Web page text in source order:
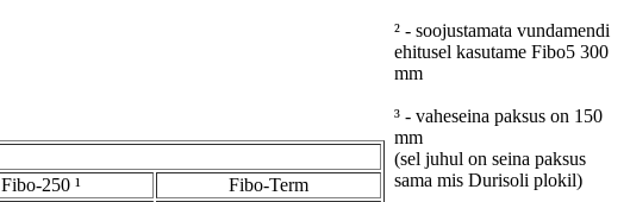
Fibo-250 ¹
Fibo-Term
² - soojustamata vundamendi
ehitusel kasutame Fibo5 300
mm
³ - vaheseina paksus on 150
mm
(sel juhul on seina paksus
sama mis Durisoli plokil)